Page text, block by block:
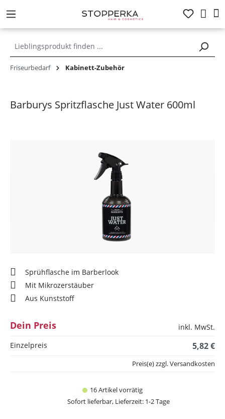
springen
Friseurbedarf Kabinett-Zubehör
Barburys Spritzflasche Just Water 600ml
Sprühflasche im Barberlook
Mit Mikrozerstäuber
Aus Kunststoff
Dein Preis
inkl. MwSt.
Einzelpreis
5,82 €
16 Artikel vorrätig
Sofort lieferbar, Lieferzeit: 1-2 Tage
Preis(e) zzgl. Versandkosten